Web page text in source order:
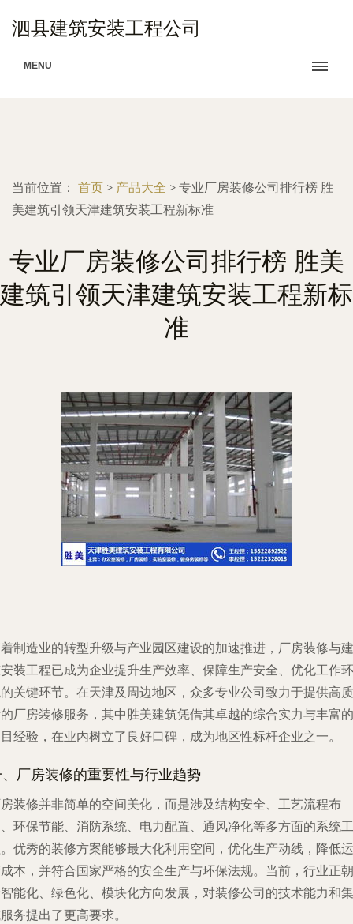
泗县建筑安装工程公司
MENU
当前位置： 首页 > 产品大全 > 专业厂房装修公司排行榜 胜
美建筑引领天津建筑安装工程新标准
专业厂房装修公司排行榜 胜美
建筑引领天津建筑安装工程新标
准
制造业的转型升级与产业园区建设的加速推进，厂房装修与建
装工程已成为企业提升生产效率、保障生产安全、优化工作环
关键环节。在天津及周边地区，众多专业公司致力于提供高质
厂房装修服务，其中胜美建筑凭借其卓越的综合实力与丰富的
经验，在业内树立了良好口碑，成为地区性标杆企业之一。
厂房装修的重要性与行业趋势
装修并非简单的空间美化，而是涉及结构安全、工艺流程布
环保节能、消防系统、电力配置、通风净化等多方面的系统工
优秀的装修方案能够最大化利用空间，优化生产动线，降低运
本，并符合国家严格的安全生产与环保法规。当前，行业正朝
能化、绿色化、模块化方向发展，对装修公司的技术能力和集
务提出了更高要求。